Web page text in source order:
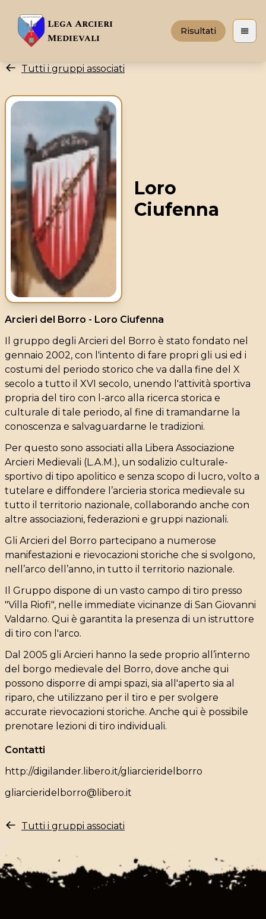
Lega Arcieri
Medievali
Risultati Apri
Tutti i gruppi associati
Loro
Ciufenna
Arcieri del Borro - Loro Ciufenna
Il gruppo degli Arcieri del Borro è stato fondato nel
gennaio 2002, con l'intento di fare propri gli usi ed i
costumi del periodo storico che va dalla fine del X
secolo a tutto il XVI secolo, unendo l'attività sportiva
propria del tiro con l-arco alla ricerca storica e
culturale di tale periodo, al fine di tramandarne la
conoscenza e salvaguardarne le tradizioni.
Per questo sono associati alla Libera Associazione
Arcieri Medievali (L.A.M.), un sodalizio culturale-
sportivo di tipo apolitico e senza scopo di lucro, volto a
tutelare e diffondere l’arcieria storica medievale su
tutto il territorio nazionale, collaborando anche con
altre associazioni, federazioni e gruppi nazionali.
Gli Arcieri del Borro partecipano a numerose
manifestazioni e rievocazioni storiche che si svolgono,
nell’arco dell’anno, in tutto il territorio nazionale.
Il Gruppo dispone di un vasto campo di tiro presso
"Villa Riofi", nelle immediate vicinanze di San Giovanni
Valdarno. Qui è garantita la presenza di un istruttore
di tiro con l'arco.
Dal 2005 gli Arcieri hanno la sede proprio all’interno
del borgo medievale del Borro, dove anche qui
possono disporre di ampi spazi, sia all'aperto sia al
riparo, che utilizzano per il tiro e per svolgere
accurate rievocazioni storiche. Anche qui è possibile
prenotare lezioni di tiro individuali.
Contatti
http://digilander.libero.it/gliarcieridelborro
gliarcieridelborro@libero.it
Tutti i gruppi associati